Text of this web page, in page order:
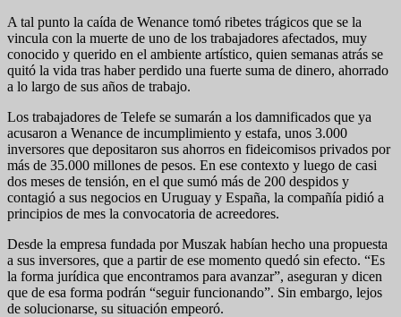
A tal punto la caída de Wenance tomó ribetes trágicos que se la
vincula con la muerte de uno de los trabajadores afectados, muy
conocido y querido en el ambiente artístico, quien semanas atrás se
quitó la vida tras haber perdido una fuerte suma de dinero, ahorrado
a lo largo de sus años de trabajo.
Los trabajadores de Telefe se sumarán a los damnificados que ya
acusaron a Wenance de incumplimiento y estafa, unos 3.000
inversores que depositaron sus ahorros en fideicomisos privados por
más de 35.000 millones de pesos. En ese contexto y luego de casi
dos meses de tensión, en el que sumó más de 200 despidos y
contagió a sus negocios en Uruguay y España, la compañía pidió a
principios de mes la convocatoria de acreedores.
Desde la empresa fundada por Muszak habían hecho una propuesta
a sus inversores, que a partir de ese momento quedó sin efecto. “Es
la forma jurídica que encontramos para avanzar”, aseguran y dicen
que de esa forma podrán “seguir funcionando”. Sin embargo, lejos
de solucionarse, su situación empeoró.